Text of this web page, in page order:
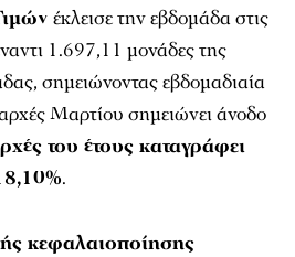
έκλεισε την εβδομάδα στις
1.697,11 μονάδες της
σημειώνοντας εβδομαδιαία
Μαρτίου σημειώνει άνοδο
του έτους καταγράφει
.
κεφαλαιοποίησης